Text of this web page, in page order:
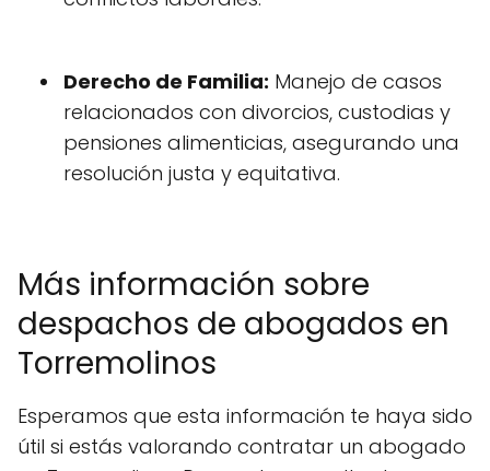
Derecho de Familia: Manejo de casos
relacionados con divorcios, custodias y
pensiones alimenticias, asegurando una
resolución justa y equitativa.
Más información sobre
despachos de abogados en
Torremolinos
Esperamos que esta información te haya sido
útil si estás valorando contratar un abogado